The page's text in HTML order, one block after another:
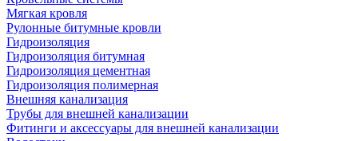
Мягкая кровля
Рулонные битумные кровли
Гидроизоляция
Гидроизоляция битумная
Гидроизоляция цементная
Гидроизоляция полимерная
Внешняя канализация
Трубы для внешней канализации
Фитинги и аксессуары для внешней канализации